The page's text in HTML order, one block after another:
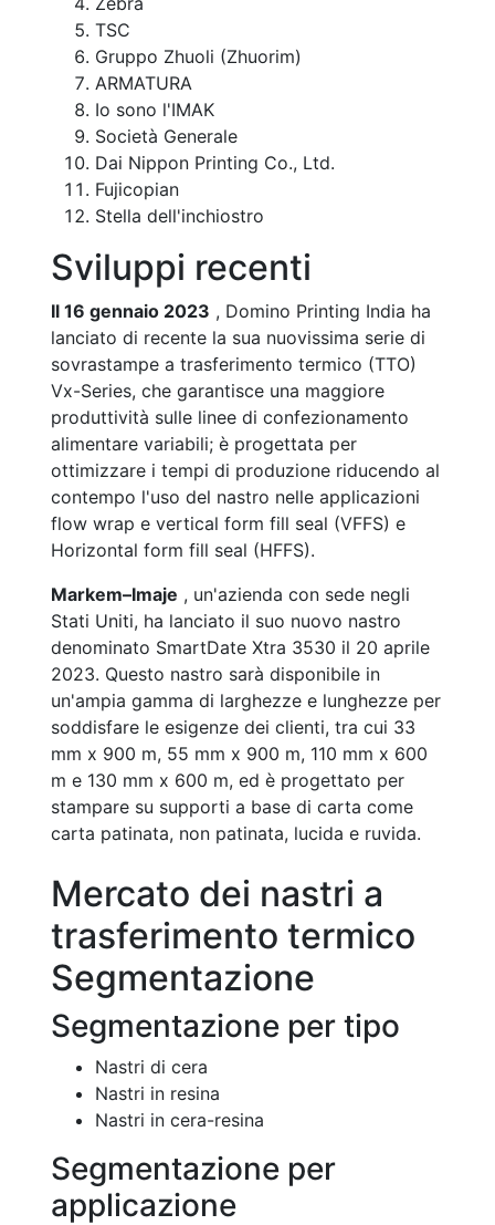
TSC
Gruppo Zhuoli (Zhuorim)
ARMATURA
Io sono l'IMAK
Società Generale
Dai Nippon Printing Co., Ltd.
Fujicopian
Stella dell'inchiostro
Sviluppi recenti
Il 16 gennaio 2023 , Domino Printing India ha
lanciato di recente la sua nuovissima serie di
sovrastampe a trasferimento termico (TTO)
Vx-Series, che garantisce una maggiore
produttività sulle linee di confezionamento
alimentare variabili; è progettata per
ottimizzare i tempi di produzione riducendo al
contempo l'uso del nastro nelle applicazioni
flow wrap e vertical form fill seal (VFFS) e
Horizontal form fill seal (HFFS).
Markem–Imaje , un'azienda con sede negli
Stati Uniti, ha lanciato il suo nuovo nastro
denominato SmartDate Xtra 3530 il 20 aprile
2023. Questo nastro sarà disponibile in
un'ampia gamma di larghezze e lunghezze per
soddisfare le esigenze dei clienti, tra cui 33
mm x 900 m, 55 mm x 900 m, 110 mm x 600
m e 130 mm x 600 m, ed è progettato per
stampare su supporti a base di carta come
carta patinata, non patinata, lucida e ruvida.
Mercato dei nastri a
trasferimento termico
Segmentazione
Segmentazione per tipo
Nastri di cera
Nastri in resina
Nastri in cera-resina
Segmentazione per
applicazione